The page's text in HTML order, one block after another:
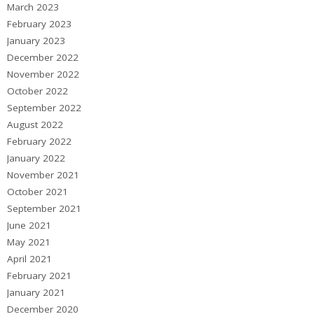
March 2023
February 2023
January 2023
December 2022
November 2022
October 2022
September 2022
August 2022
February 2022
January 2022
November 2021
October 2021
September 2021
June 2021
May 2021
April 2021
February 2021
January 2021
December 2020